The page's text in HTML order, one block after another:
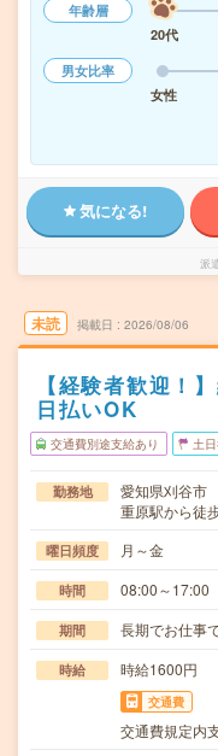
年齢層
20代
男女比率
女性
気になる!
派
未読 掲載日 2026/08/06
【経験者歓迎！
日払いOK
交通費別途支給あり 土
勤務地
愛知県刈谷市
重原駅から徒
曜日頻度 月～金
時間 08:00～17:00
期間 長期でお仕事
時給 時給1600円
交通費
交通費規定内